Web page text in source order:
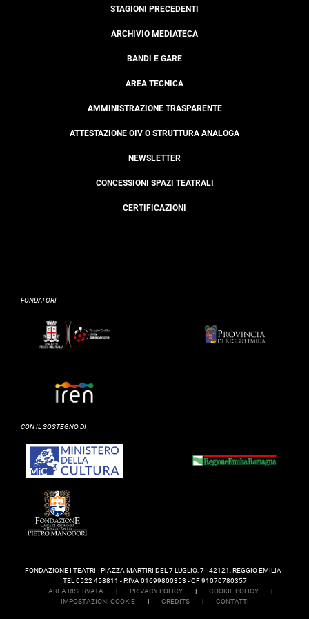
STAGIONI PRECEDENTI
ARCHIVIO MEDIATECA
BANDI E GARE
AREA TECNICA
AMMINISTRAZIONE TRASPARENTE
ATTESTAZIONE OIV O STRUTTURA ANALOGA
NEWSLETTER
CONCESSIONI SPAZI TEATRALI
CERTIFICAZIONI
FONDATORI
CON IL SOSTEGNO DI
FONDAZIONE I TEATRI - PIAZZA MARTIRI DEL 7 LUGLIO, 7 - 42121, REGGIO EMILIA -
TEL 0522 458811 - P.IVA 01699800353 - CF 91070780357
AREA RISERVATA
| PRIVACY POLICY | COOKIE POLICY
|
IMPOSTAZIONI COOKIE
| CREDITS | CONTATTI